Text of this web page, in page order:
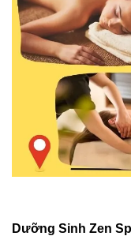
Dưỡng Sinh Zen